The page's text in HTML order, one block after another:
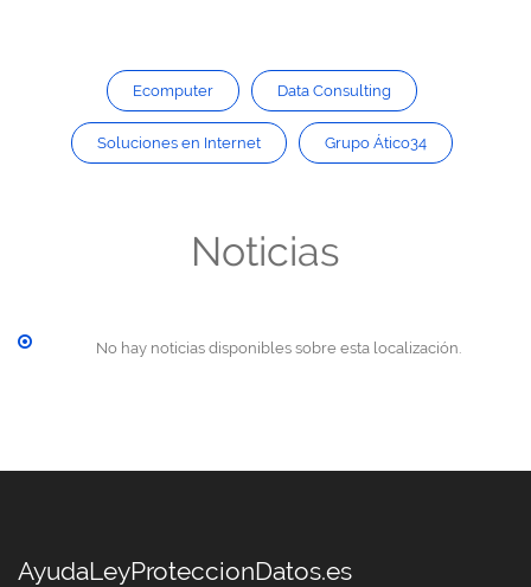
Ecomputer Data Consulting
Soluciones en Internet Grupo Ático34
Noticias
No hay noticias disponibles sobre esta localización.
AyudaLeyProteccionDatos.es